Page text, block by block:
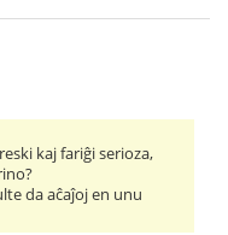
kaj fariĝi serioza,
da aĉaĵoj en unu